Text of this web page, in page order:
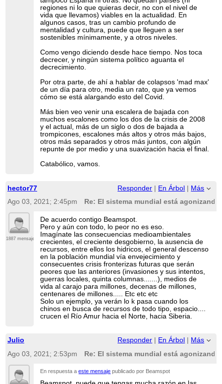
regiones ni lo que quieras decir, no con el nivel de
vida que llevamos) viables en la actualidad. En
algunos casos, tras un cambio profundo de
mentalidad y cultura, puede que lleguen a ser
sostenibles mínimamente, y a otros niveles.
Como vengo diciendo desde hace tiempo. Nos toca
decrecer, y ningún sistema político aguanta el
decrecimiento.
Por otra parte, de ahí a hablar de colapsos 'mad max'
de un día para otro, media un rato, que ya vemos
cómo se está alargando esto del Covid.
Más bien veo venir una escalera de bajada con
muchos escalones como los dos de la crisis de 2008
y el actual, más de un siglo o dos de bajada a
trompicones, escalones más altos y otros más bajos,
otros más separados y otros más juntos, con algún
repunte de por medio y una suavización hacia el final.
Catabólico, vamos.
hector77 Responder | En Árbol | Más
Ago 03, 2021; 2:45pm
Re: El sistema mundial está
1887 mensajes
De acuerdo contigo Beamspot.
Pero y aún con todo, lo peor no es eso.
Imagínate las consecuencias medioambientales
crecientes, el creciente desgobierno, la ausencia de
recursos, entre ellos los hidricos, el general descenso
en la población mundial vía envejecimiento y
consecuentes crisis fronterizas futuras que serán
peores que las anteriores (invasiones y sus intentos,
guerras locales, quinta columnas.......), medios de
vida al carajo para millones, decenas de millones,
centenares de millones..... Etc etc etc
Solo un ejemplo, ya verán lo k pasa cuando los
chinos en busca de recursos de todo tipo, espacio....
crucen el Río Amur hacia el Norte, hacia Siberia.
Julio Responder En Árbol
Más
Ago 03, 2021; 2:53pm
Re: El sistema mundial está
En respuesta aeste mensaje publicado por Beamspot